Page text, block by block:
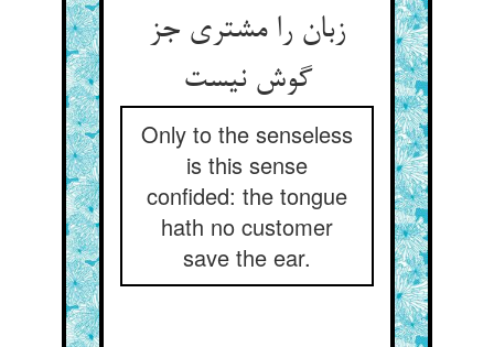
زبان را مشتری جز
گوش نیست‌‌
Only to the senseless
is this sense
confided: the tongue
hath no customer
save the ear.